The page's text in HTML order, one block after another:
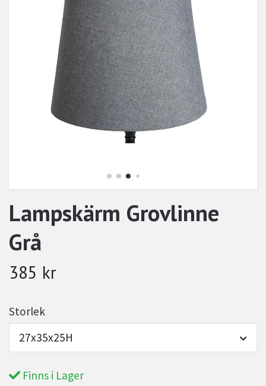
Lampskärm Grovlinne
Grå
385 kr
Storlek
27x35x25H
Finns i Lager